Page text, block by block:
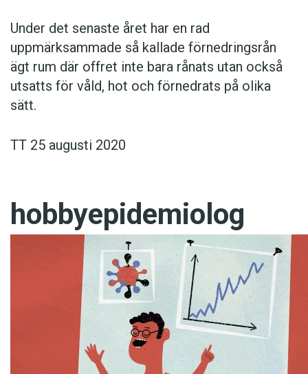
Under det senaste året har en rad
uppmärksammade så kallade förnedringsrån
ägt rum där offret inte bara rånats utan också
utsatts för våld, hot och förnedrats på olika
sätt.
TT 25 augusti 2020
hobbyepidemiolog